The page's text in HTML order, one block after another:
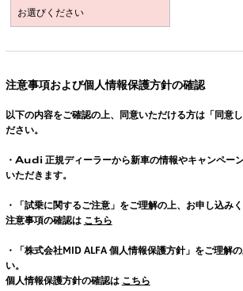
注意事項および個人情報保護方針の確認
以下の内容をご確認の上、同意いただける方は「同意
ださい。
・ Audi 正規ディーラーから新車の情報やキャンペー
いただきます。
・「試乗に関するご注意」をご理解の上、お申し込みく
注意事項の確認は こちら
・「株式会社MID ALFA 個人情報保護方針」をご理解
い。
個人情報保護方針の確認は こちら